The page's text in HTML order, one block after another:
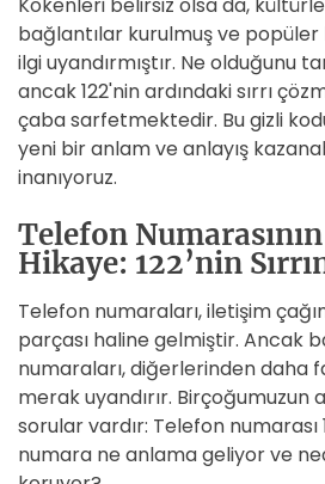
bağlantılar kurulmuş ve
ilgi uyandırmıştır. Ne olduğunu
ancak 122'nin ardındaki sırrı
çaba sarfetmektedir. Bu gizli
yeni bir anlam ve anlayış
inanıyoruz.
Telefon
Hikaye: 122’nin
Telefon numaraları, iletişim
parçası haline gelmiştir. Ancak
numaraları, diğerlerinden daha
merak uyandırır. Birçoğumuzun
sorular vardır: Telefon numarası
numara ne anlama geliyor ve